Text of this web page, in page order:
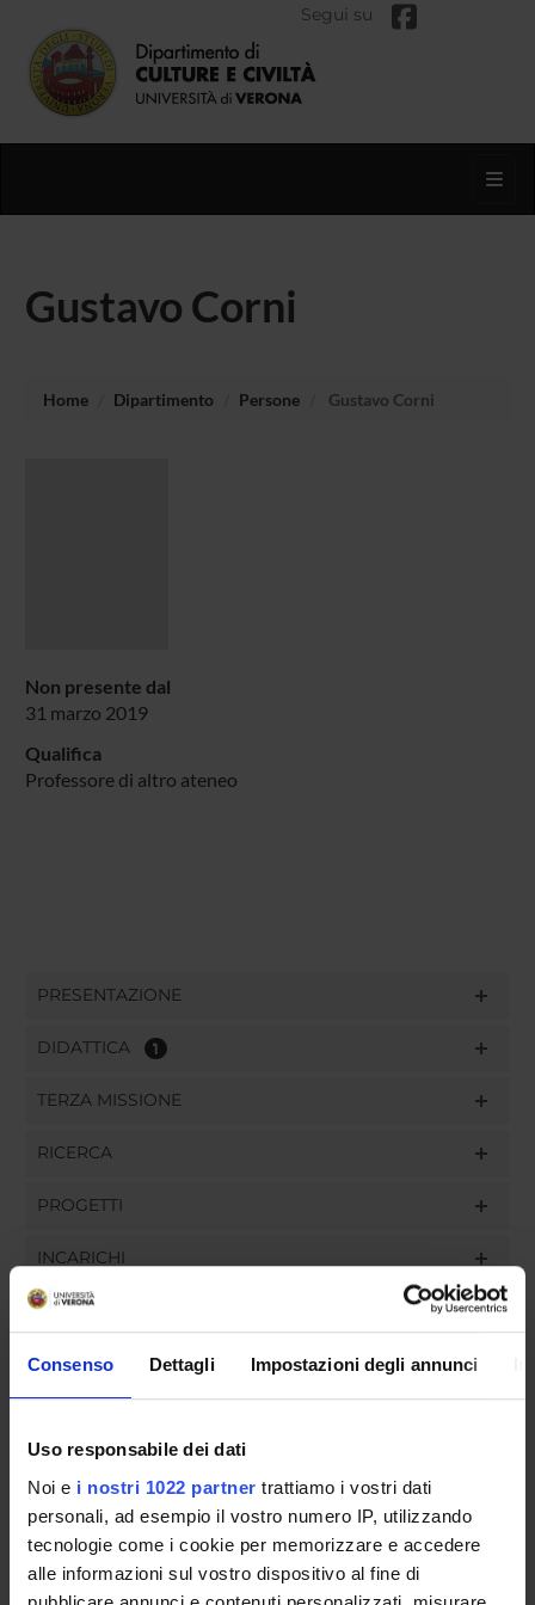
Consenso Dettagli Impostazioni degli annunci
Uso responsabile dei dati
Noi e i nostri 1022 partner trattiamo i vostri dati
personali, ad esempio il vostro numero IP, utilizzando
tecnologie come i cookie per memorizzare e accedere
alle informazioni sul vostro dispositivo al fine di
Segui su
Gustavo Corni
Home Dipartimento Persone Gustavo Corni
Non presente dal
31 marzo 2019
Qualifica
Professore di altro ateneo
PRESENTAZIONE
DIDATTICA 1
TERZA MISSIONE
RICERCA
PROGETTI
INCARICHI
GOVERNANCE
COMMISSIONI
UFFICI E STRUTTURE DI SERVIZIO
SERVIZI DI SEGRETERIA STUDENTI